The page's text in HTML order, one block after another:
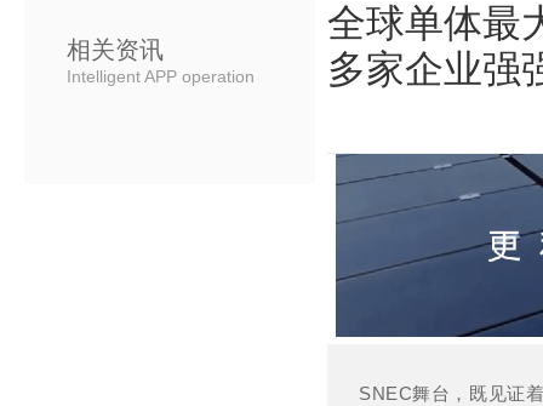
相关资讯
Intelligent APP operation
全球单体最
多家企业强
SNEC舞台，既见证